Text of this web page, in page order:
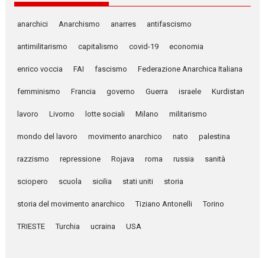
anarchici Anarchismo anarres antifascismo
antimilitarismo capitalismo covid-19 economia
enrico voccia FAI fascismo Federazione Anarchica Italiana
femminismo Francia governo Guerra israele Kurdistan
lavoro Livorno lotte sociali Milano militarismo
mondo del lavoro movimento anarchico nato palestina
razzismo repressione Rojava roma russia sanità
sciopero scuola sicilia stati uniti storia
storia del movimento anarchico Tiziano Antonelli Torino
TRIESTE Turchia ucraina USA